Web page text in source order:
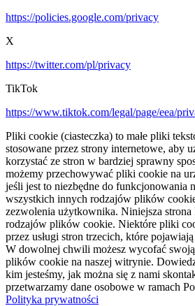
https://policies.google.com/privacy
X
https://twitter.com/pl/privacy
TikTok
https://www.tiktok.com/legal/page/eea/
Pliki cookie (ciasteczka) to małe pliki
stosowane przez strony internetowe, aby
korzystać ze stron w bardziej sprawny
możemy przechowywać pliki cookie na
jeśli jest to niezbędne do funkcjonowania
wszystkich innych rodzajów plików
zezwolenia użytkownika. Niniejsza strona
rodzajów plików cookie. Niektóre pliki
przez usługi stron trzecich, które
W dowolnej chwili możesz wycofać
plików cookie na naszej witrynie.
kim jesteśmy, jak można się z nami
przetwarzamy dane osobowe w ramach
Polityka prywatności